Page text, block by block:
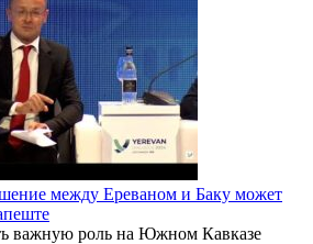
между Ереваном и Баку может
важную роль на Южном Кавказе